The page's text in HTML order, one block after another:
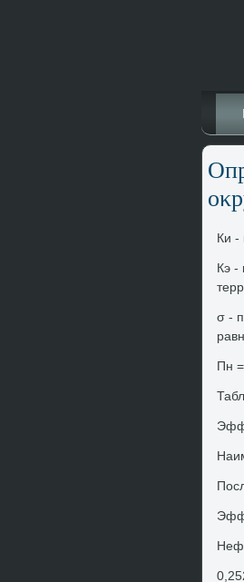
Ки -
Кэ -
σ -
Пн